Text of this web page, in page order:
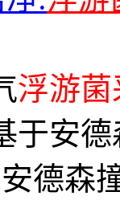
浮游
于安
德森